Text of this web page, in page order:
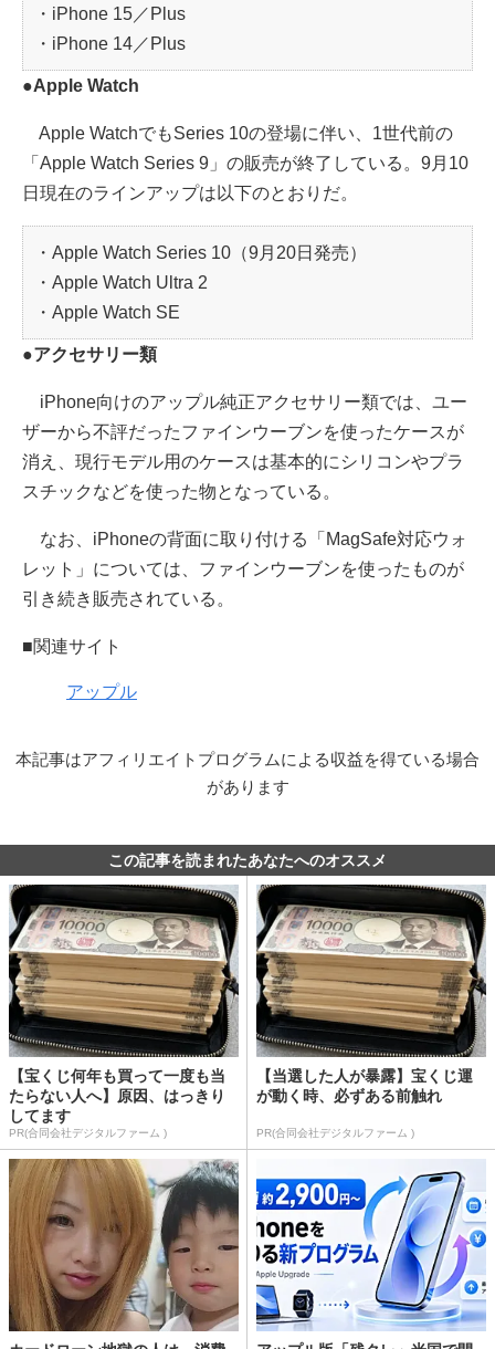
・iPhone 15／Plus
・iPhone 14／Plus
●Apple Watch
Apple WatchでもSeries 10の登場に伴い、1世代前の
「Apple Watch Series 9」の販売が終了している。9月10
日現在のラインアップは以下のとおりだ。
・Apple Watch Series 10（9月20日発売）
・Apple Watch Ultra 2
・Apple Watch SE
●アクセサリー類
iPhone向けのアップル純正アクセサリー類では、ユー
ザーから不評だったファインウーブンを使ったケースが
消え、現行モデル用のケースは基本的にシリコンやプラ
スチックなどを使った物となっている。
なお、iPhoneの背面に取り付ける「MagSafe対応ウォ
レット」については、ファインウーブンを使ったものが
引き続き販売されている。
■関連サイト
アップル
本記事はアフィリエイトプログラムによる収益を得ている場合
があります
この記事を読まれたあなたへのオススメ
【宝くじ何年も買って一度も当
たらない人へ】原因、はっきり
してます
PR(合同会社デジタルファーム )
【当選した人が暴露】宝くじ運
が動く時、必ずある前触れ
PR(合同会社デジタルファーム )